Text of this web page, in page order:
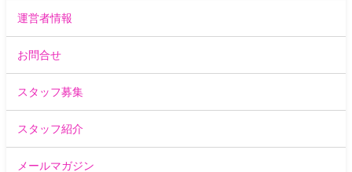
運営者情報
お問合せ
スタッフ募集
スタッフ紹介
メールマガジン